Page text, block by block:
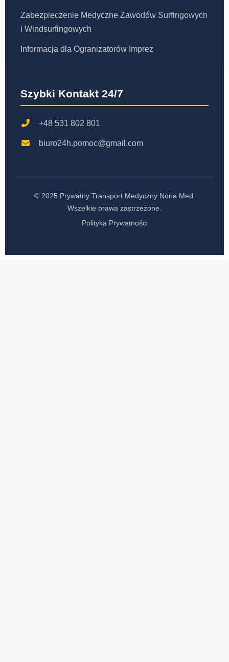
Zabezpieczenie Medyczne Zawodów Surfingowych
i Windsurfingowych
Informacja dla Ogranizatorów Imprez
Szybki Kontakt 24/7
+48 531 802 801
biuro24h.pomoc@gmail.com
© 2025 Prywatny Transport Medyczny Nona Med.
Wszelkie prawa zastrzeżone.
Polityka Prywatności